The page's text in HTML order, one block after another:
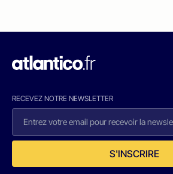
RECEVEZ NOTRE NEWSLETTER
S'INSCRIRE